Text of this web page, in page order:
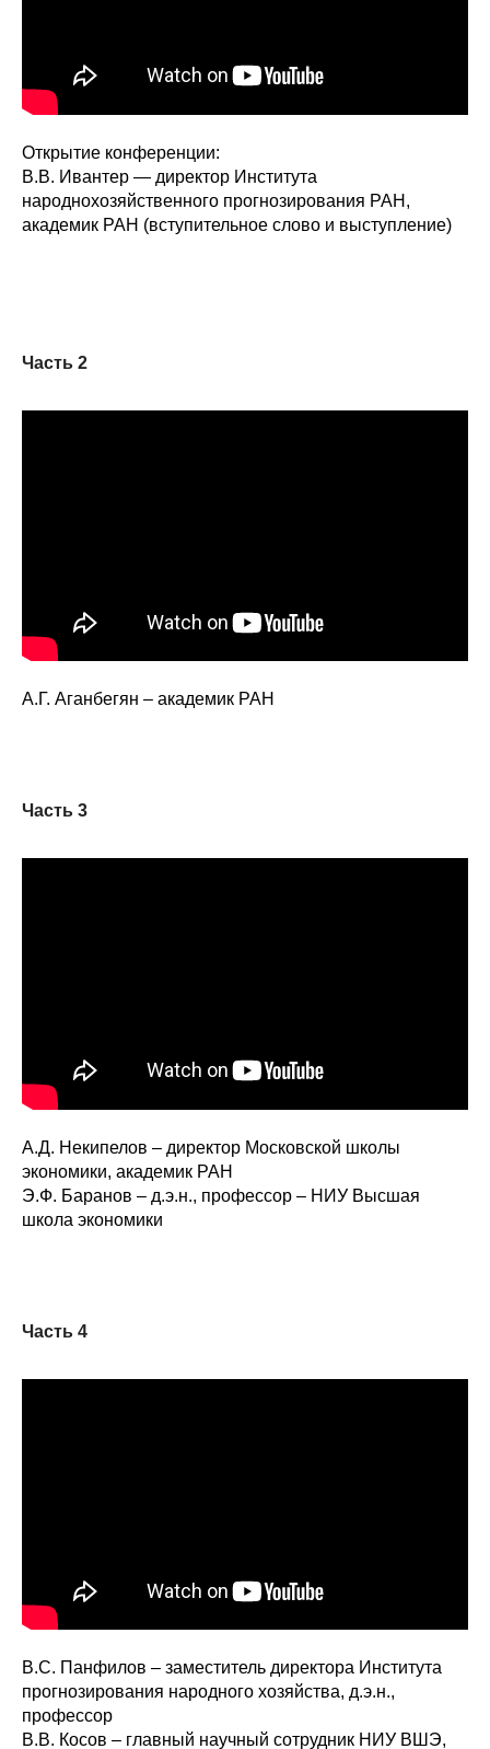
Российская Система Климатического
Центр «Климатическая политика и
экономика России»
Нормативные документы
Открытие конференции:
В.В. Ивантер — директор Института
народнохозяйственного прогнозирования РАН,
академик РАН (вступительное слово и выступление)
Часть 2
А.Г. Аганбегян – академик РАН
Часть 3
А.Д. Некипелов – директор Московской школы
экономики, академик РАН
Э.Ф. Баранов – д.э.н., профессор – НИУ Высшая
школа экономики
Часть 4
В.С. Панфилов – заместитель директора Института
прогнозирования народного хозяйства, д.э.н.,
профессор
В.В. Косов – главный научный сотрудник НИУ ВШЭ,